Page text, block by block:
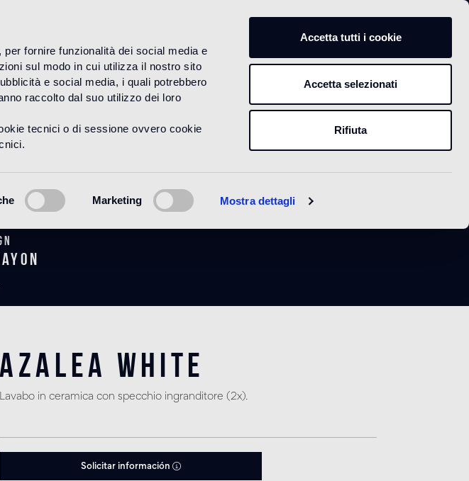
fornire funzionalità dei social media e
sul modo in cui utilizza il nostro sito
e social media, i quali potrebbero
raccolto dal suo utilizzo dei loro
tecnici o di sessione ovvero cookie
Marketing Mostra dettagli
Accetta tutti i cookie
Accetta selezionati
Rifiuta
THE HAYON COLLECTION
Azalea White
Lavabo in ceramica con specchio ingranditore (2x).
Solicitar información